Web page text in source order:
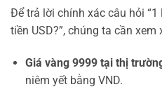
Để trả lời chính xác câu hỏi
tiền USD?”, chúng ta cần
Giá vàng 9999 tại thị
niêm yết bằng VND.